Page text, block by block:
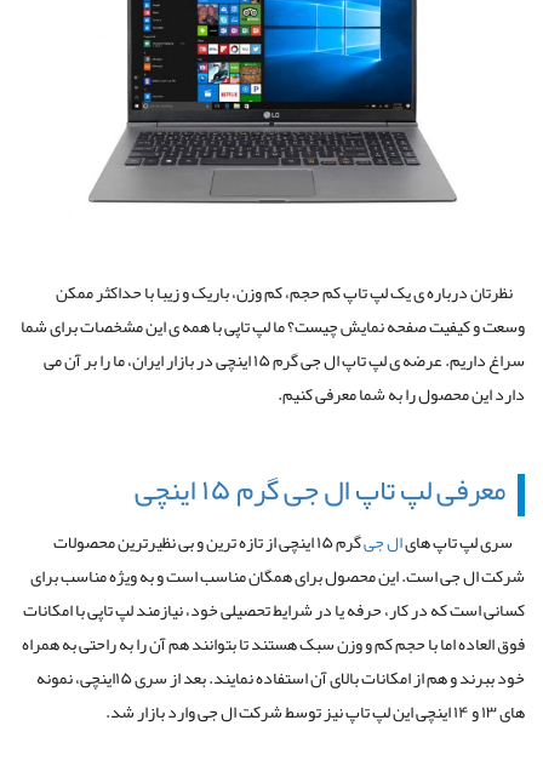
نظرتان درباره ی یک لپ تاپ کم حجم، کم وزن، باریک و زیبا با حداکثر ممکن
وسعت و کیفیت صفحه نمایش چیست؟ ما لپ تاپی با همه ی این مشخصات برای شما
سراغ داریم. عرضه ی لپ تاپ ال جی گرم ۱۵ اینچی در بازار ایران، ما را بر آن می
دارد این محصول را به شما معرفی کنیم.
معرفی لپ تاپ ال جی گرم ۱۵ اینچی
سری لپ تاپ هایال جی
گرم ۱۵ اینچی از تازه ترین و بی نظیرترین محصولات
شرکت ال جی است. این محصول برای همگان مناسب است و به ویژه مناسب برای
کسانی است که در کار، حرفه یا در شرایط تحصیلی خود، نیازمند لپ تاپی با امکانات
فوق العاده اما با حجم کم و وزن سبک هستند تا بتوانند هم آن را به راحتی به همراه
خود ببرند و هم از امکانات بالای آن استفاده نمایند. بعد از سری ۱۵اینچی، نمونه
های ۱۳ و ۱۴ اینچی این لپ تاپ نیز توسط شرکت ال جی وارد بازار شد.